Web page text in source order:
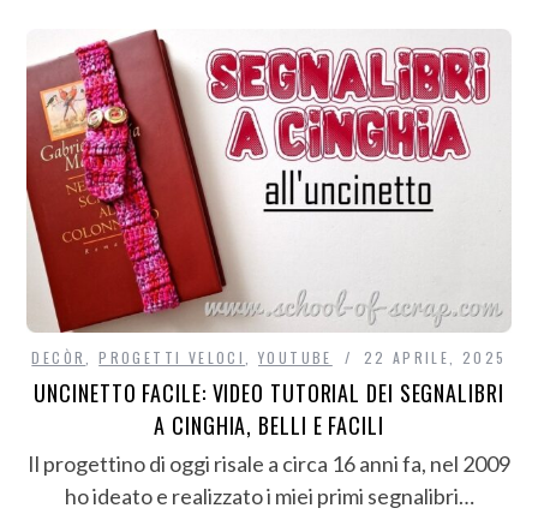
DECÒR ,PROGETTI VELOCI YOUTUBE 22 APRILE, 2025
UNCINETTO FACILE: VIDEO TUTORIAL DEI SEGNALIBRI
A CINGHIA, BELLI E FACILI
Il progettino di oggi risale a circa 16 anni fa, nel 2009
ho ideato e realizzato i miei primi segnalibri…